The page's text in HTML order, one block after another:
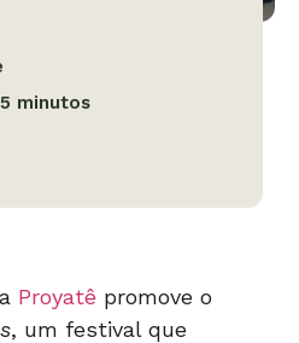
minutos
Proyatê promove o
, um festival que